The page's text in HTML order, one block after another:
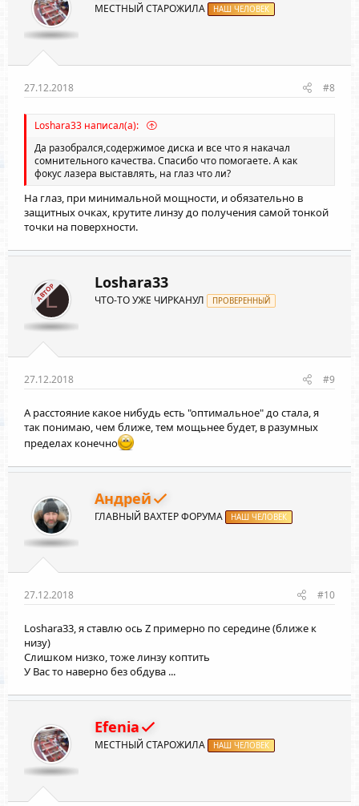
МЕСТНЫЙ СТАРОЖИЛА НАШ ЧЕЛОВЕК
27.12.2018 #8
Loshara33 написал(а):
Да разобрался,содержимое диска и все что я накачал
сомнительного качества. Спасибо что помогаете. А как
фокус лазера выставлять, на глаз что ли?
На глаз, при минимальной мощности, и обязательно в
защитных очках, крутите линзу до получения самой тонкой
точки на поверхности.
АВТОР
L
Loshara33
ЧТО-ТО УЖЕ ЧИРКАНУЛ ПРОВЕРЕННЫЙ
27.12.2018 #9
А расстояние какое нибудь есть "оптимальное" до стала, я
так понимаю, чем ближе, тем мощьнее будет, в разумных
пределах конечно
Андрей
ГЛАВНЫЙ ВАХТЕР ФОРУМА НАШ ЧЕЛОВЕК
27.12.2018 #10
Loshara33, я ставлю ось Z примерно по середине (ближе к
низу)
Слишком низко, тоже линзу коптить
У Вас то наверно без обдува ...
Efenia
МЕСТНЫЙ СТАРОЖИЛА НАШ ЧЕЛОВЕК